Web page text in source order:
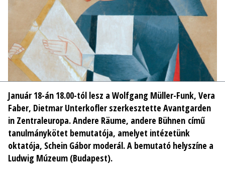
Január 18-án 18.00-tól lesz a Wolfgang Müller-Funk, Vera
Faber, Dietmar Unterkofler szerkesztette Avantgarden
in Zentraleuropa. Andere Räume, andere Bühnen című
tanulmánykötet bemutatója, amelyet intézetünk
oktatója, Schein Gábor moderál. A bemutató helyszíne a
Ludwig Múzeum (Budapest).